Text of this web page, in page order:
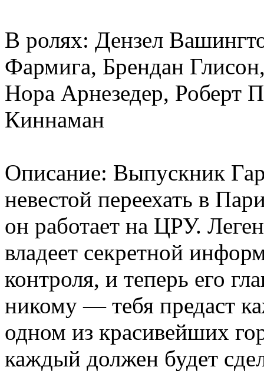
В ролях: Дензел
Фармига, Брендан
Нора Арнезедер, Роберт
Киннаман
Описание: Выпускник
невестой переехать в
он работает на ЦРУ.
владеет секретной
контроля, и теперь его
никому — тебя предаст
одном из красивейших
каждый должен будет